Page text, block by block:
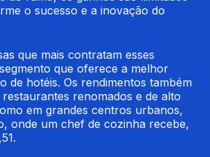
o sucesso e a inovação do
que mais contratam esses
que oferece a melhor
de hotéis. Os rendimentos também
renomados e de alto
em grandes centros urbanos,
onde um chef de cozinha recebe,